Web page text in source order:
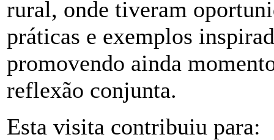
rural, onde tiveram
práticas e exemplos
promovendo ainda
reflexão conjunta.
Esta visita contribuiu para: